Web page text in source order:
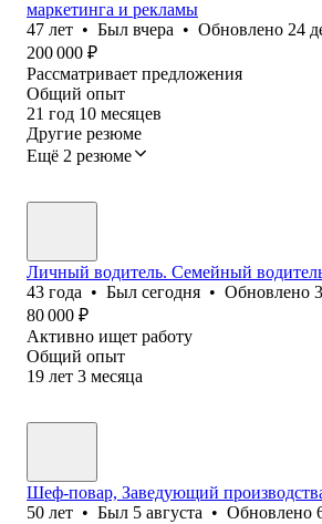
маркетинга и рекламы
47 лет • Был вчера • Обновлено 24
200 000 ₽
Рассматривает предложения
Общий опыт
21 год 10 месяцев
Другие резюме
Ещё 2 резюме
Личный водитель. Семейный
43 года • Был сегодня • Обновлено
80 000 ₽
Активно ищет работу
Общий опыт
19 лет 3 месяца
Шеф-повар, Заведующий
50 лет • Был 5 августа • Обновлено